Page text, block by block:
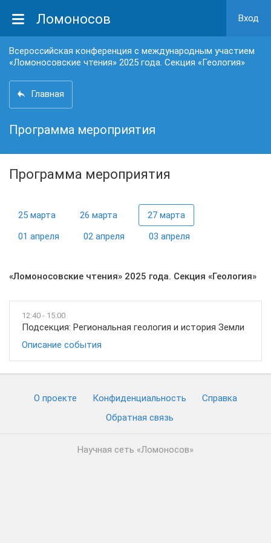
Ломоносов Вход
Всероссийская конференция с международным участием
«Ломоносовские чтения» 2025 года. Секция «Геология»
Главная
Программа мероприятия
Программа мероприятия
25 марта 26 марта
27 марта
01 апреля
02 апреля 03 апреля
«Ломоносовские чтения» 2025 года. Секция «Геология»
12:40 - 15:00
Подсекция: Региональная геология и история Земли
Описание события
О проекте Конфиденциальность
Cправка
Обратная связь
Научная сеть «Ломоносов»